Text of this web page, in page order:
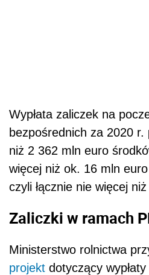
Wypłata zaliczek na
bezpośrednich za 2020 r.
niż 2 362 mln euro
więcej niż ok. 16 mln
czyli łącznie nie więcej
Zaliczki w ramach
Ministerstwo rolnictwa
projekt dotyczący